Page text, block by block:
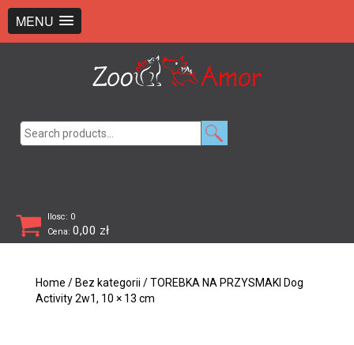
MENU
Ilosc: 0
Cena: 0,00 zł
Home / Bez kategorii / TOREBKA NA PRZYSMAKI Dog
Activity 2w1, 10 × 13 cm